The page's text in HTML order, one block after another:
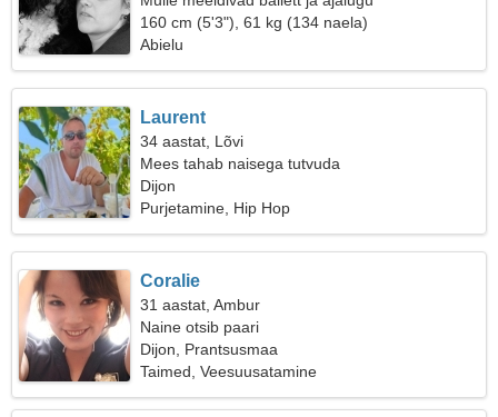
160 cm (5'3"), 61 kg (134 naela)
Abielu
Laurent
34 aastat, Lõvi
Mees tahab naisega tutvuda
Dijon
Purjetamine, Hip Hop
Coralie
31 aastat, Ambur
Naine otsib paari
Dijon, Prantsusmaa
Taimed, Veesuusatamine